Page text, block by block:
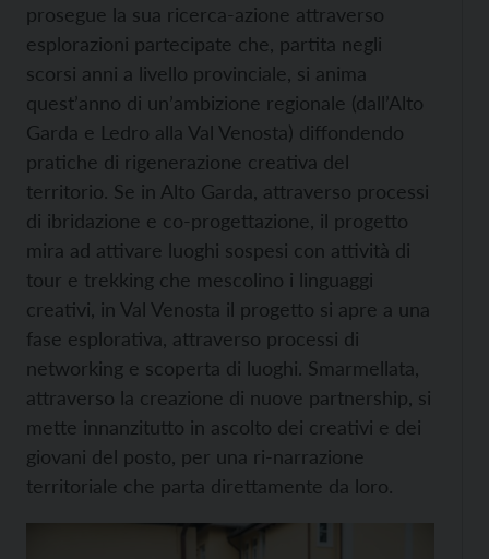
prosegue la sua ricerca-azione attraverso
esplorazioni partecipate che, partita negli
scorsi anni a livello provinciale, si anima
quest’anno di un’ambizione regionale (dall’Alto
Garda e Ledro alla Val Venosta) diffondendo
pratiche di rigenerazione creativa del
territorio. Se in Alto Garda, attraverso processi
di ibridazione e co-progettazione, il progetto
mira ad attivare luoghi sospesi con attività di
tour e trekking che mescolino i linguaggi
creativi, in Val Venosta il progetto si apre a una
fase esplorativa, attraverso processi di
networking e scoperta di luoghi. Smarmellata,
attraverso la creazione di nuove partnership, si
mette innanzitutto in ascolto dei creativi e dei
giovani del posto, per una ri-narrazione
territoriale che parta direttamente da loro.